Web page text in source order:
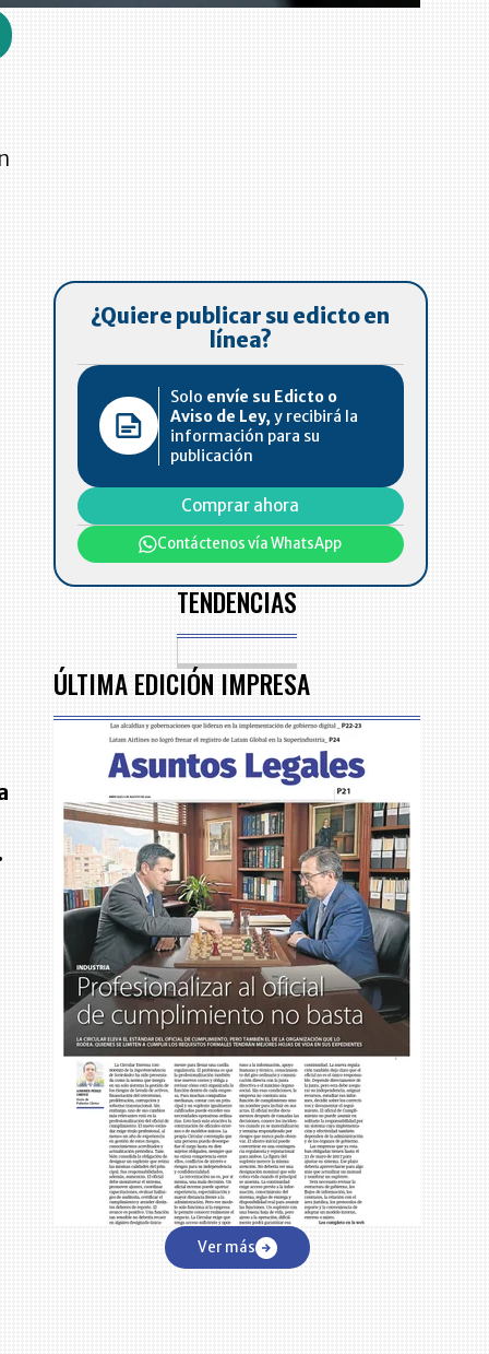
¿Quiere publicar su edicto en
línea?
Solo envíe su Edicto o
Aviso de Ley, y recibirá la
información para su
publicación
Comprar ahora
Contáctenos vía WhatsApp
TENDENCIAS
ÚLTIMA EDICIÓN IMPRESA
Ver más